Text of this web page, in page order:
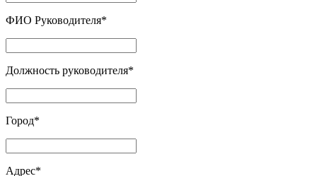
ФИО Руководителя*
Должность руководителя*
Город*
Адрес*